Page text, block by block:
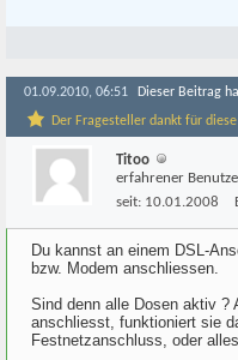
01.09.2010, 06:51 Dieser Beitrag
Der Fragesteller dankt für
Titoo
erfahrener
seit: 10.01.2008
Du kannst an einem DSL-
bzw. Modem anschliessen.
Sind denn alle Dosen aktiv ?
anschliesst, funktioniert sie
Festnetzanschluss, oder